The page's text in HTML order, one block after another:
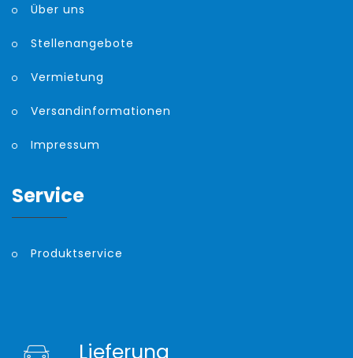
Über uns
Stellenangebote
Vermietung
Versandinformationen
Impressum
Service
Produktservice
Lieferung